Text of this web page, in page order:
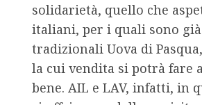
solidarietà, quello che
italiani, per i quali sono
tradizionali Uova di
la cui vendita si potrà fare
bene. AIL e LAV, infatti, in